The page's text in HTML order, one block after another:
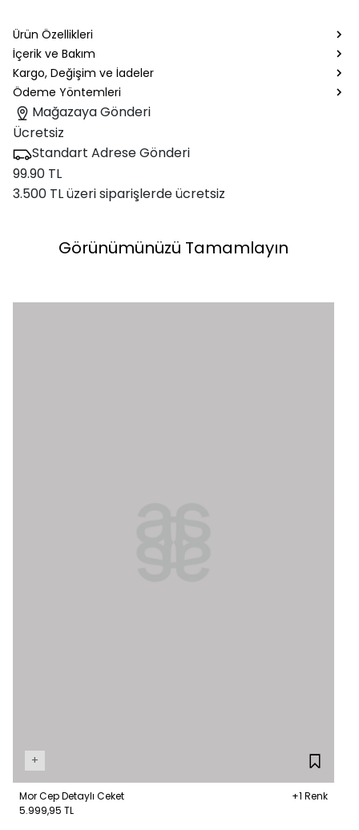
Ürün Özellikleri
İçerik ve Bakım
Kargo, Değişim ve İadeler
Ödeme Yöntemleri
Mağazaya Gönderi
Ücretsiz
Standart Adrese Gönderi
99.90 TL
3.500 TL üzeri siparişlerde ücretsiz
Görünümünüzü Tamamlayın
+
Mor Cep Detaylı Ceket
+1 Renk
5.999,95 TL